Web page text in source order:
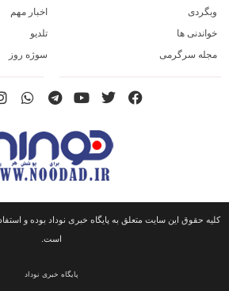
وبگردی
خواندنی ها
مجله سرگرمی
اخبار مهم
تلدیو
سوژه روز
کلیه حقوق این سایت متعلق به پایگاه خبری نوداد بوده و
است.
پایگاه خبری نوداد